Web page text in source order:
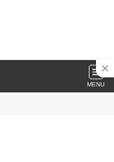
MENU